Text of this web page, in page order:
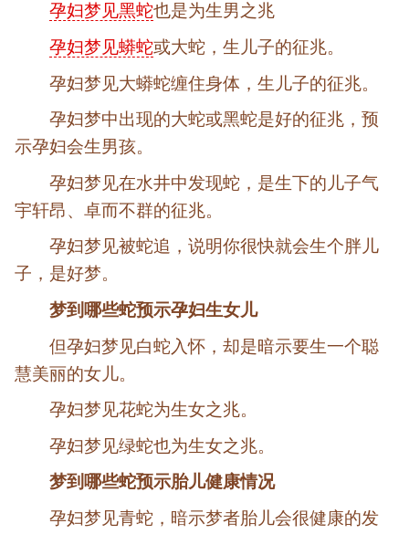
孕妇梦见黑蛇也是为生男之兆
孕妇梦见蟒蛇或大蛇，生儿子的征兆。
孕妇梦见大蟒蛇缠住身体，生儿子的征兆。
孕妇梦中出现的大蛇或黑蛇是好的征兆，预
示孕妇会生男孩。
孕妇梦见在水井中发现蛇，是生下的儿子气
宇轩昂、卓而不群的征兆。
孕妇梦见被蛇追，说明你很快就会生个胖儿
子，是好梦。
梦到哪些蛇预示孕妇生女儿
但孕妇梦见白蛇入怀，却是暗示要生一个聪
慧美丽的女儿。
孕妇梦见花蛇为生女之兆。
孕妇梦见绿蛇也为生女之兆。
梦到哪些蛇预示胎儿健康情况
孕妇梦见青蛇，暗示梦者胎儿会很健康的发